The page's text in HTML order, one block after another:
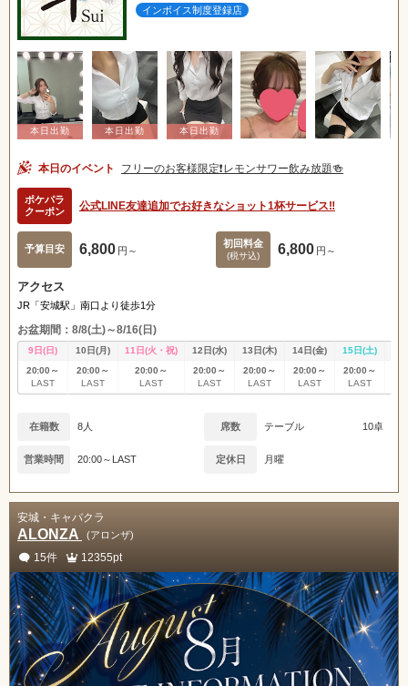
インボイス制度登録店
本日のイベント フリーのお客様限定❗️レモンサワー飲み放題🍻
ポケパラ
クーポン
公式LINE友達追加でお好きなショット1杯サービス‼️
予算目安 6,800 円～
初回料金
(税サ込) 6,800 円～
アクセス
JR「安城駅」南口より徒歩1分
お盆期間：8/8(土)～8/16(日)
9日(日) 10日(月) 11日(火・祝) 12日(水) 13日(木) 14日(金) 15日(土)
20:00～
LAST
20:00～
LAST
20:00～
LAST
20:00～
LAST
20:00～
LAST
20:00～
LAST
20:00～
LAST
在籍数 8人 席数 テーブル 10卓
営業時間 20:00～LAST 定休日 月曜
安城・キャバクラ
ALONZA (アロンザ)
15件 12355pt